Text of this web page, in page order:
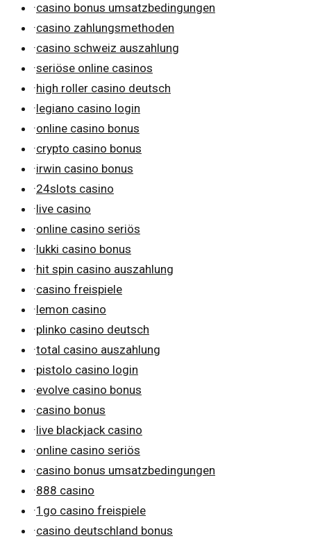
·casino bonus umsatzbedingungen
·casino zahlungsmethoden
·casino schweiz auszahlung
·seriöse online casinos
·high roller casino deutsch
·legiano casino login
·online casino bonus
·crypto casino bonus
·irwin casino bonus
·24slots casino
·live casino
·online casino seriös
·lukki casino bonus
·hit spin casino auszahlung
·casino freispiele
·lemon casino
·plinko casino deutsch
·total casino auszahlung
·pistolo casino login
·evolve casino bonus
·casino bonus
·live blackjack casino
·online casino seriös
·casino bonus umsatzbedingungen
·888 casino
·1go casino freispiele
·casino deutschland bonus